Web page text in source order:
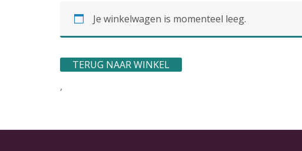
Je winkelwagen is momenteel leeg.
TERUG NAAR WINKEL
,